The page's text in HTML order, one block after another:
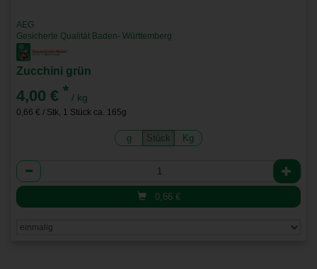
AEG
Gesicherte Qualität Baden- Württemberg
Zucchini grün
4,00 € * / kg
0,66 € / Stk, 1 Stück ca. 165g
g Stück Kg
Anzahl
0,66 €